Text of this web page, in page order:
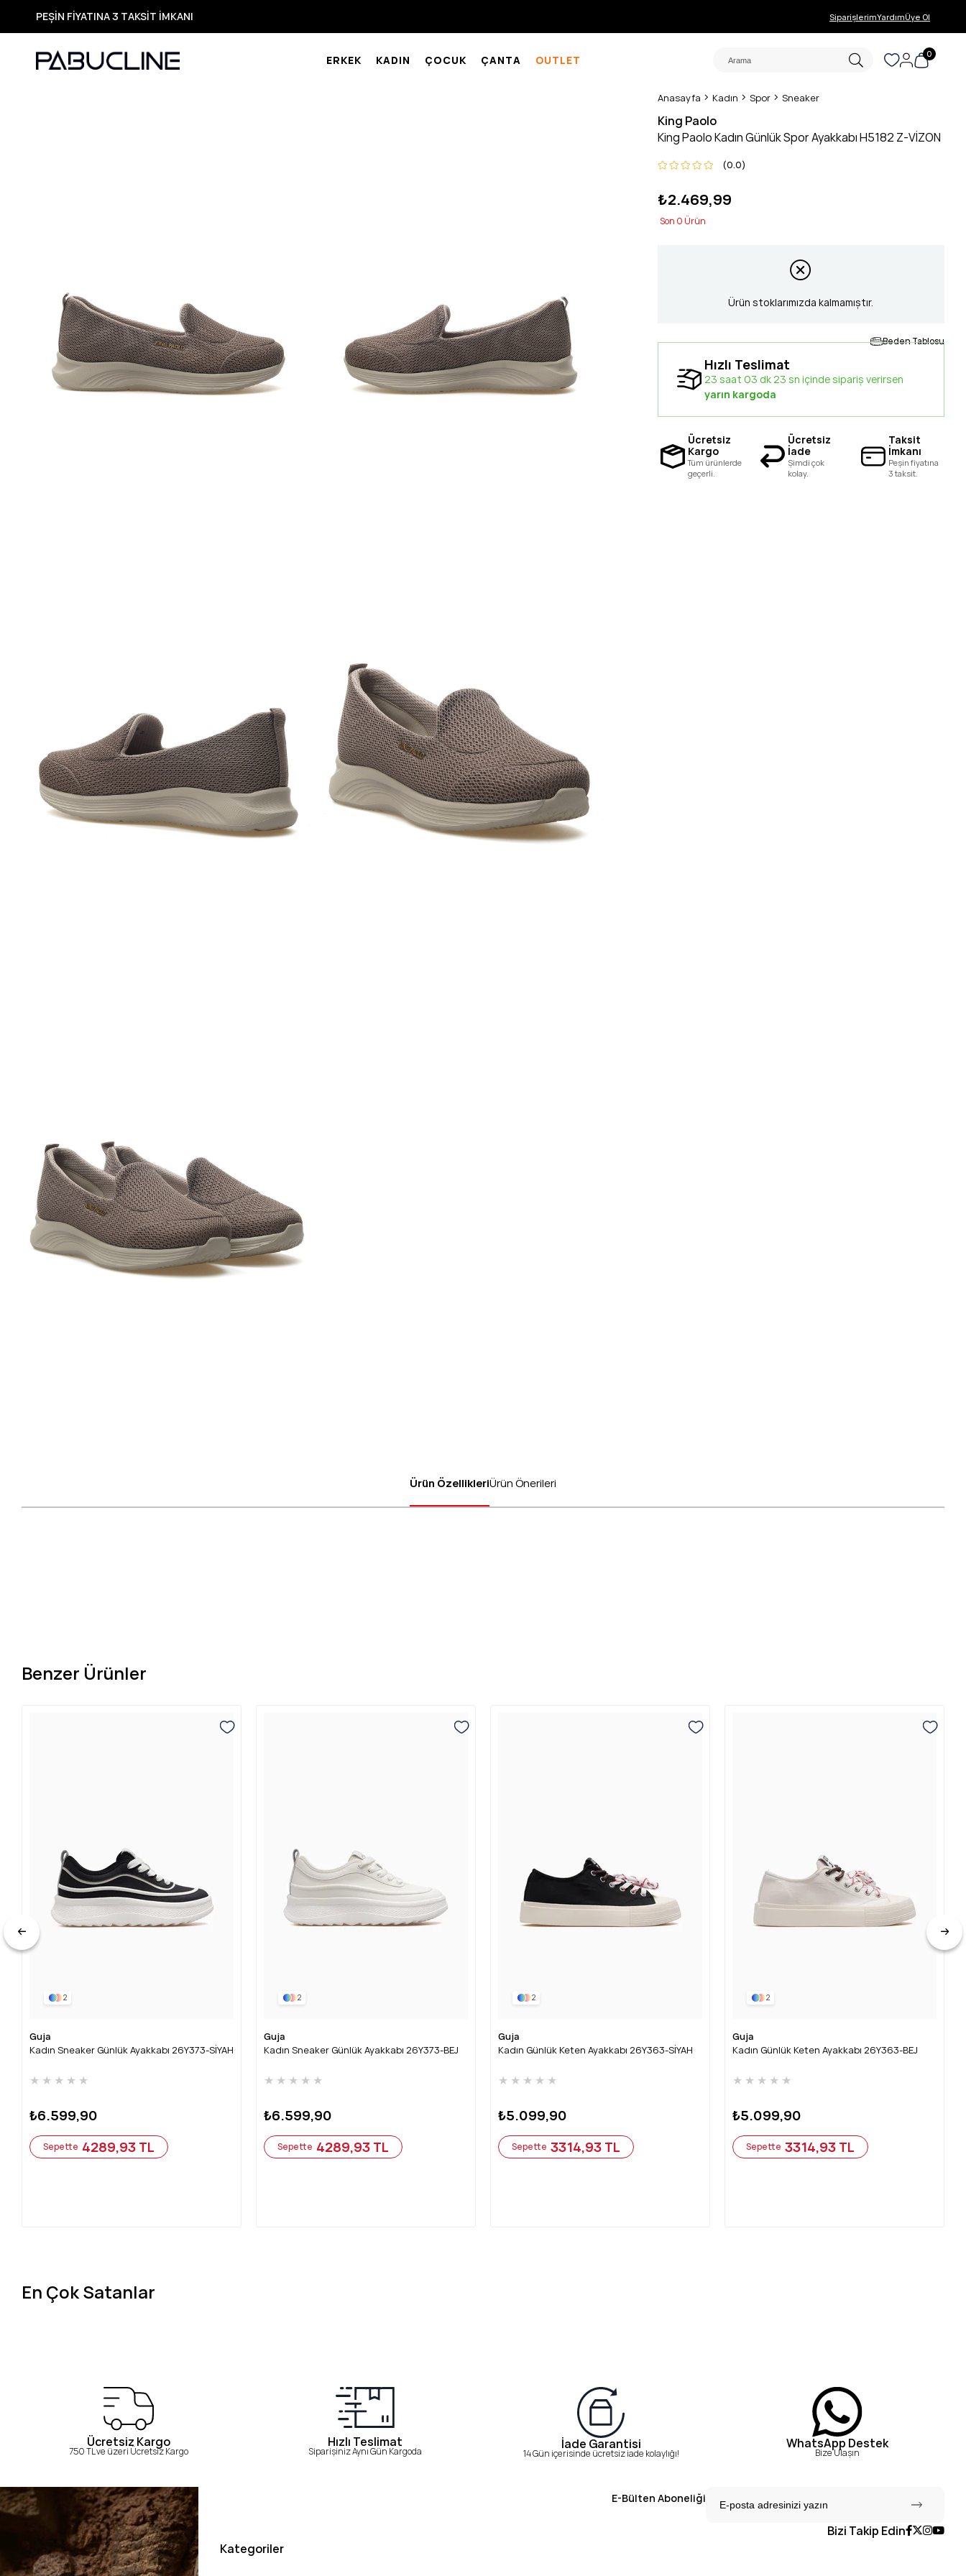
PEŞİN FİYATINA 3 TAKSİT İMKANI
TÜM ÜRÜNLERDE ÜCRETSİZ KARGO
Seçili Ürünlerde Hızlı Teslimat
SiparişlerimYardımÜye Ol
ERKEK KADIN ÇOCUK ÇANTA OUTLET 0
Anasayfa Kadın Spor Sneaker
King Paolo
King Paolo Kadın Günlük Spor Ayakkabı H5182 Z-VİZON
0.0
₺2.469,99
0
Ürün stoklarımızda kalmamıştır.
Beden Tablosu
Hızlı Teslimat
23 saat 03 dk 22 sn içinde sipariş verirsen
yarın kargoda
Ücretsiz
Kargo
Tüm ürünlerde
geçerli.
Ücretsiz
İade
Şimdi çok
kolay.
Taksit
İmkanı
Peşin fiyatına
3 taksit.
Ürün ÖzellikleriÜrün Önerileri
Benzer Ürünler
2
Guja
Kadın Sneaker Günlük Ayakkabı 26Y373-SİYAH
★ ★ ★ ★ ★
₺6.599,90
Sepette 4289,93 TL
2
Guja
Kadın Sneaker Günlük Ayakkabı 26Y373-BEJ
★ ★ ★ ★ ★
₺6.599,90
Sepette 4289,93 TL
2
Guja
Kadın Günlük Keten Ayakkabı 26Y363-SİYAH
★ ★ ★ ★ ★
₺5.099,90
Sepette 3314,93 TL
2
Guja
Kadın Günlük Keten Ayakkabı 26Y363-BEJ
★ ★ ★ ★ ★
₺5.099,90
Sepette 3314,93 TL
En Çok Satanlar
Ücretsiz Kargo
750 TL ve üzeri Ücretsiz Kargo
Hızlı Teslimat
Siparişiniz Aynı Gün Kargoda İade Garantisi
14 Gün içerisinde ücretsiz iade kolaylığı!
WhatsApp Destek
Bize Ulaşın
E-Bülten Aboneliği
Bizi Takip Edin
Kategoriler